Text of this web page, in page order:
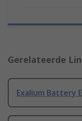
Gerelateerde
Exalium Battery